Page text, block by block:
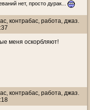
нет, просто дурак...
контрабас, работа, джаз.
меня оскорбляют!
контрабас, работа, джаз.